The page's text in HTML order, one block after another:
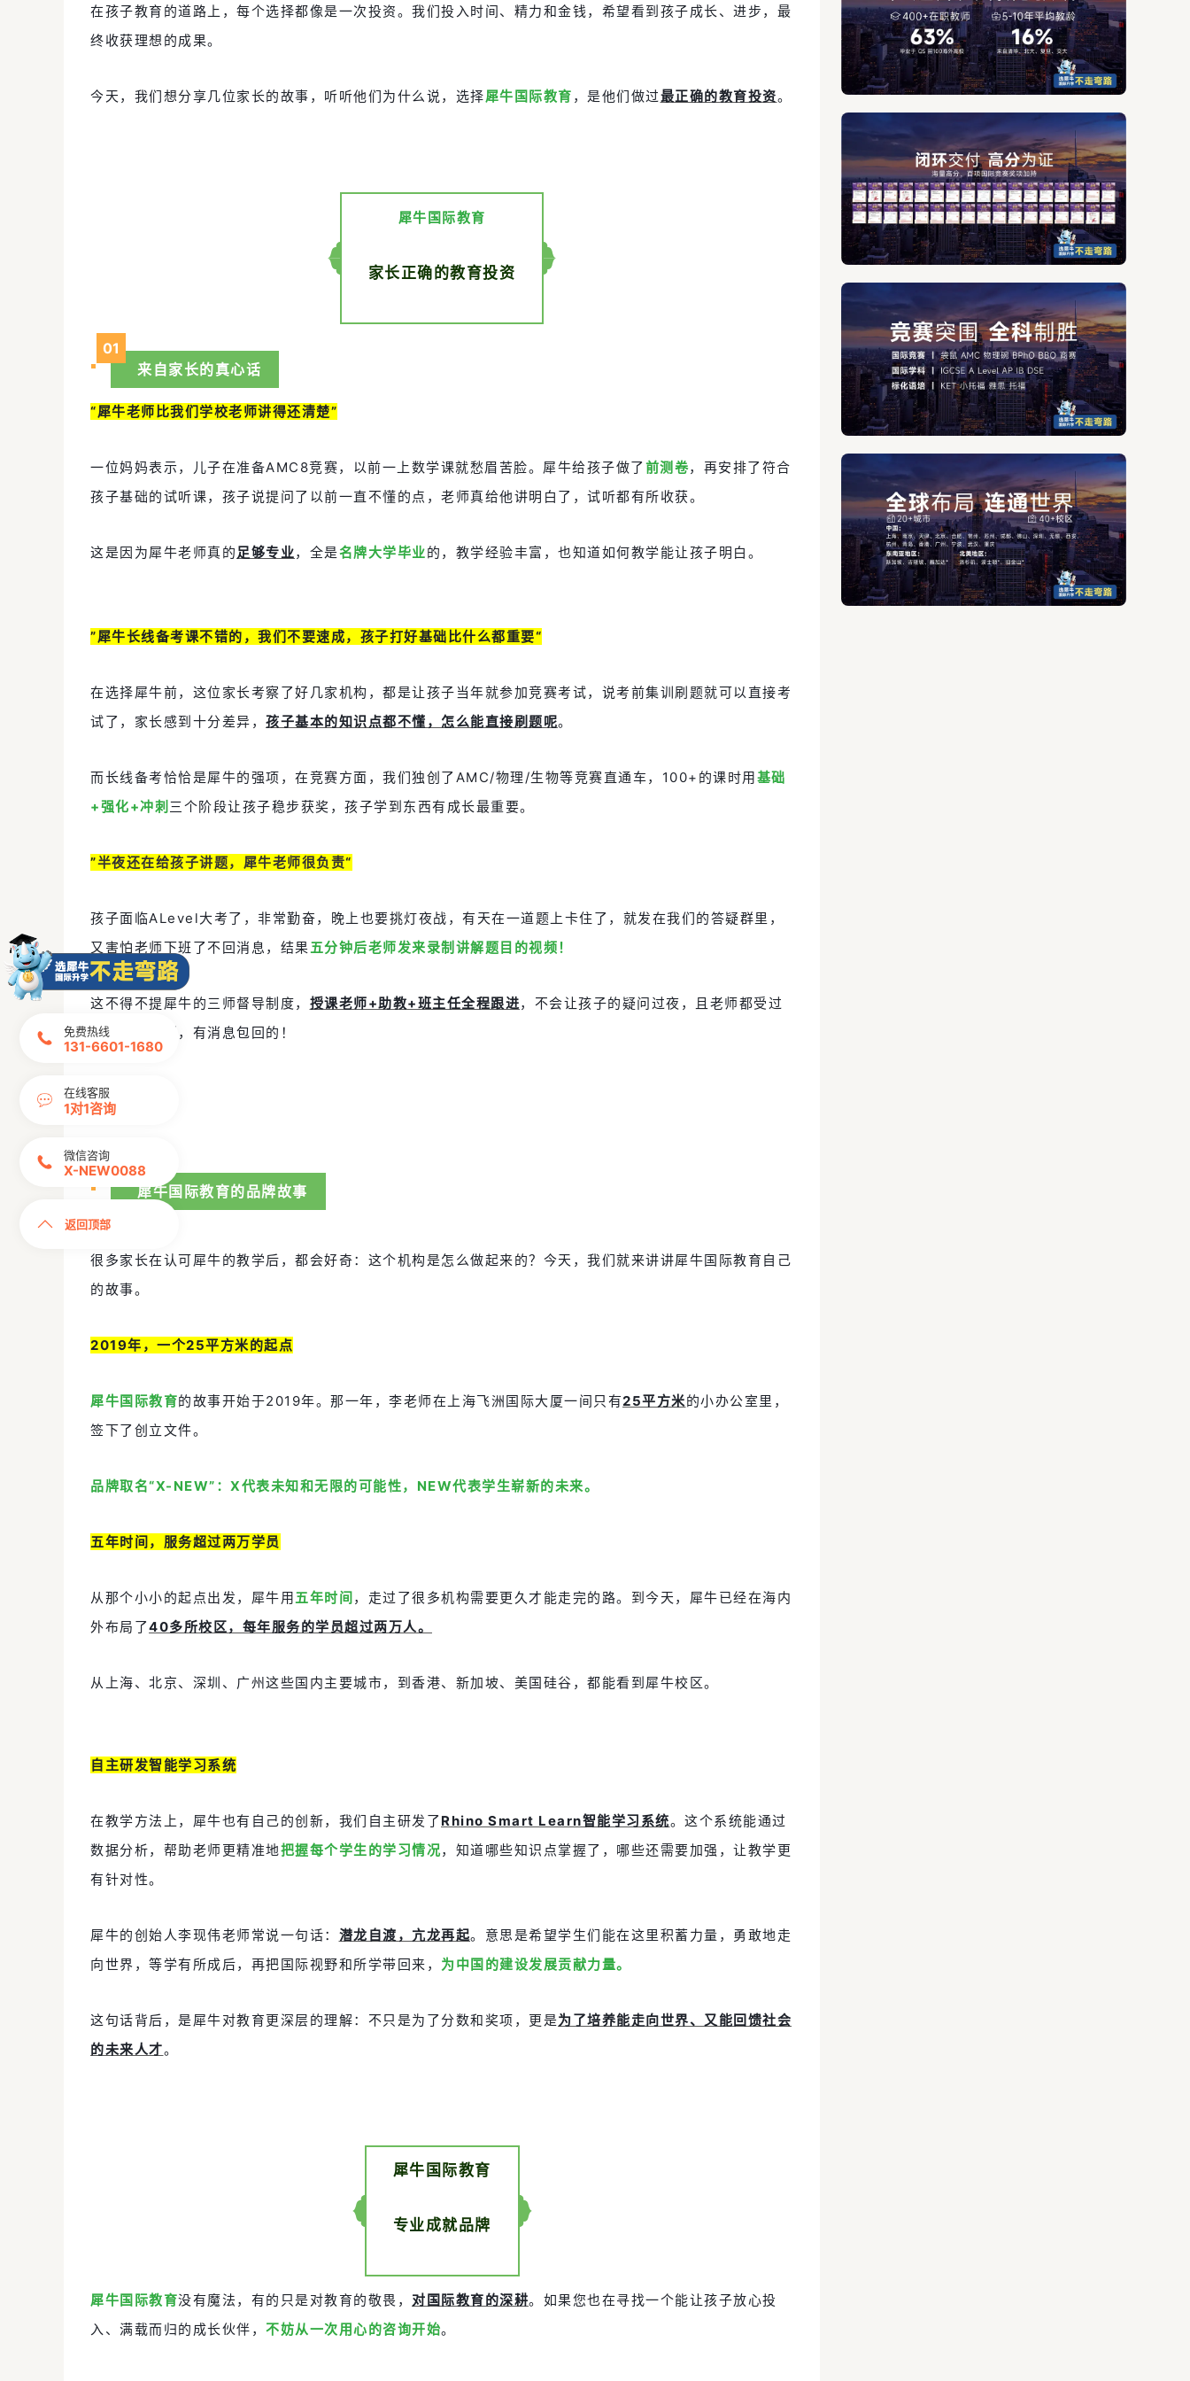
在孩子教育的道路上，每个选择都像是一次投资。我们投入时间、精力和金钱，希望看到孩子成长、进步，最
终收获理想的成果。
今天，我们想分享几位家长的故事，听听他们为什么说，选择犀牛国际教育 ，是他们做过最正确的教育投资。
犀牛国际教育
家长正确的教育投资
01
来自家长的真心话
“犀牛老师比我们学校老师讲得还清楚”
一位妈妈表示，儿子在准备AMC8竞赛，以前一上数学课就愁眉苦脸。犀牛给孩子做了 前测卷，再安排了符合
孩子基础的试听课，孩子说提问了以前一直不懂的点，老师真给他讲明白了，试听都有所收获。
这是因为犀牛老师真的足够专业，全是名牌大学毕业的，教学经验丰富，也知道如何教学能让孩子明白。
”犀牛长线备考课不错的，我们不要速成，孩子打好基础比什么都重要“
在选择犀牛前，这位家长考察了好几家机构，都是让孩子当年就参加竞赛考试，说考前集训刷题就可以直接考
试了，家长感到十分差异， 孩子基本的知识点都不懂，怎么能直接刷题呢。
而长线备考恰恰是犀牛的强项，在竞赛方面，我们独创了AMC/物理/生物等竞赛直通车，100+的课时用基础
+强化+冲刺 三个阶段让孩子稳步获奖，孩子学到东西有成长最重要。
”半夜还在给孩子讲题，犀牛老师很负责“
孩子面临ALevel大考了，非常勤奋，晚上也要挑灯夜战，有天在一道题上卡住了，就发在我们的答疑群里，
又害怕老师下班了不回消息，结果五分钟后老师发来录制讲解题目的视频！
这不得不提犀牛的三师督导制度， 授课老师+助教+班主任全程跟进，不会让孩子的疑问过夜，且老师都受过
犀牛专业培训，有消息包回的！
02
犀牛国际教育的品牌故事
很多家长在认可犀牛的教学后，都会好奇：这个机构是怎么做起来的？今天，我们就来讲讲犀牛国际教育自己
的故事。
2019年，一个25平方米的起点
犀牛国际教育的故事开始于2019年。那一年，李老师在上海飞洲国际大厦一间只有25平方米的小办公室里，
签下了创立文件。
品牌取名“X-NEW”：X代表未知和无限的可能性，NEW代表学生崭新的未来。
五年时间，服务超过两万学员
从那个小小的起点出发，犀牛用五年时间，走过了很多机构需要更久才能走完的路。到今天，犀牛已经在海内
外布局了40多所校区，每年服务的学员超过两万人。
从上海、北京、深圳、广州这些国内主要城市，到香港、新加坡、美国硅谷，都能看到犀牛校区。
自主研发智能学习系统
在教学方法上，犀牛也有自己的创新，我们自主研发了 Rhino Smart Learn智能学习系统。这个系统能通过
数据分析，帮助老师更精准地把握每个学生的学习情况，知道哪些知识点掌握了，哪些还需要加强，让教学更
有针对性。
犀牛的创始人李现伟老师常说一句话： 潜龙自渡，亢龙再起。意思是希望学生们能在这里积蓄力量，勇敢地走
向世界，等学有所成后，再把国际视野和所学带回来， 为中国的建设发展贡献力量。
这句话背后，是犀牛对教育更深层的理解：不只是为了分数和奖项，更是为了培养能走向世界、又能回馈社会
的未来人才。
犀牛国际教育
专业成就品牌
犀牛国际教育没有魔法，有的只是对教育的敬畏， 对国际教育的深耕。 如果您也在寻找一个能让孩子放心投
入、满载而归的成长伙伴， 不妨从一次用心的咨询开始。
免费热线
131-6601-1680
在线客服
1对1咨询
微信咨询
X-NEW0088
返回顶部